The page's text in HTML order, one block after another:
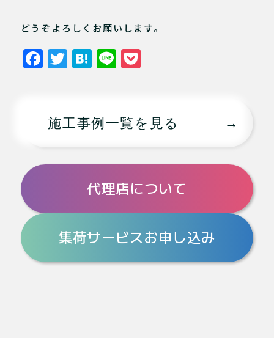
どうぞよろしくお願いします。
F
e
b
T
te
r
H
n
a
Li P
k
et
施工事例一覧を見る
代理店について
集荷サービスお申し込み